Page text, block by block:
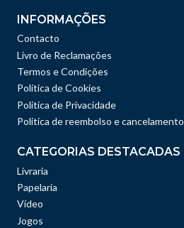
INFORMAÇÕES
Contacto
Livro de Reclamações
Termos e Condições
Política de Cookies
Política de Privacidade
Politica de reembolso e cancelamento
CATEGORIAS DESTACADAS
Livraria
Papelaria
Vídeo
Jogos